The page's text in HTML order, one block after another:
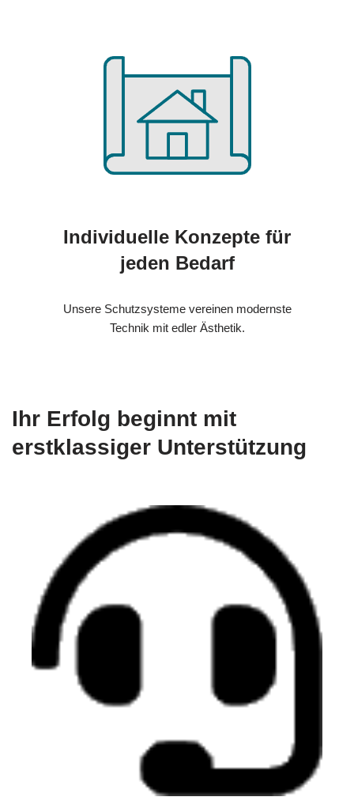
Individuelle Konzepte für
jeden Bedarf
Unsere Schutzsysteme vereinen modernste
Technik mit edler Ästhetik.
Ihr Erfolg beginnt mit
erstklassiger Unterstützung